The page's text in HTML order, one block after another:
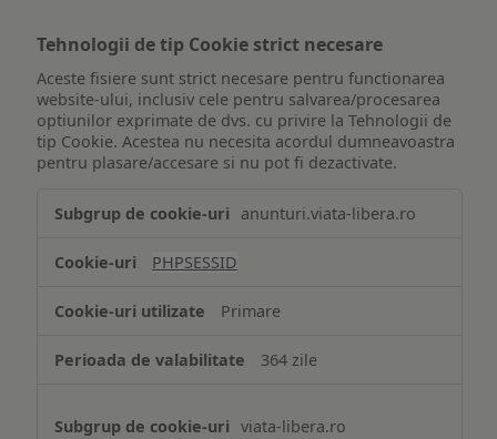
Tehnologii de tip Cookie strict necesare
Aceste fisiere sunt strict necesare pentru functionarea
website-ului, inclusiv cele pentru salvarea/procesarea
optiunilor exprimate de dvs. cu privire la Tehnologii de
tip Cookie. Acestea nu necesita acordul dumneavoastra
pentru plasare/accesare si nu pot fi dezactivate.
de
Cookie
necesare
anunturi.viata-libera.ro
PHPSESSID
Primare
364 zile
viata-libera.ro